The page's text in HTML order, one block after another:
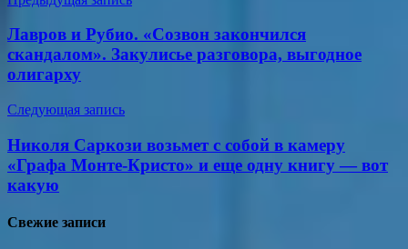
по
записям
Лавров и Рубио. «Созвон закончился
скандалом». Закулисье разговора, выгодное
олигарху
Следующая запись
Николя Саркози возьмет с собой в камеру
«Графа Монте-Кристо» и еще одну книгу — вот
какую
Свежие записи